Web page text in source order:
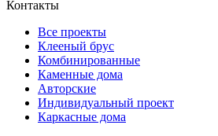
Контакты
Все проекты
Клееный брус
Комбинированные
Каменные дома
Авторские
Индивидуальный проект
Каркасные дома